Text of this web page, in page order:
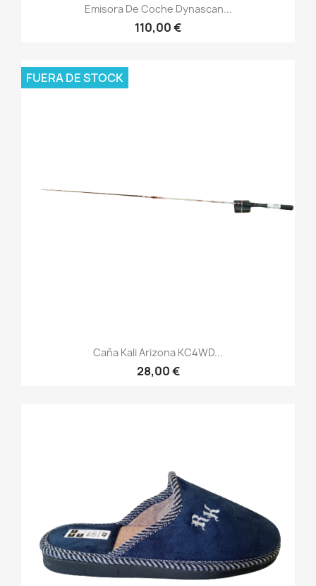
Emisora De Coche Dynascan...
110,00 €
Caña Kali Arizona KC4WD...
28,00 €
FUERA DE STOCK